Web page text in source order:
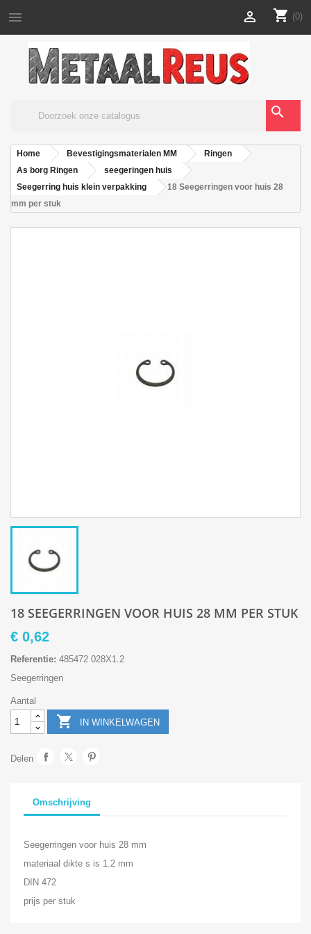
 shopping_cart (0)

search
Home Bevestigingsmaterialen MM
Ringen
As borg Ringen
seegeringen huis
Seegerring huis klein verpakking
18 Seegerringen voor huis 28
mm per stuk
18 SEEGERRINGEN VOOR HUIS 28 MM PER STUK
€ 0,62
Referentie: 485472 028X1.2
Seegerringen
Aantal
 IN WINKELWAGEN
Delen
Omschrijving
Seegerringen voor huis 28 mm
materiaal dikte s is 1.2 mm
DIN 472
prijs per stuk